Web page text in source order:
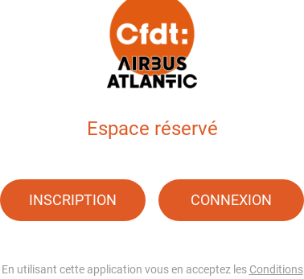
Espace réservé
INSCRIPTION CONNEXION
En utilisant cette application vous en acceptez les Conditions